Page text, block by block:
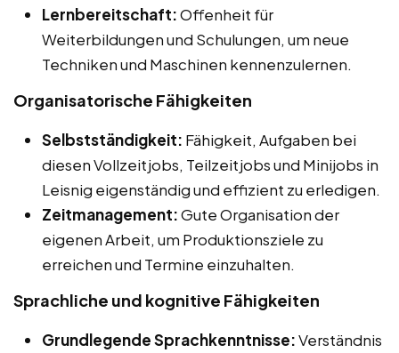
Lernbereitschaft:Offenheit für
Weiterbildungen und Schulungen, um neue
Techniken und Maschinen kennenzulernen.
Organisatorische Fähigkeiten
Selbstständigkeit: Fähigkeit, Aufgaben bei
diesen Vollzeitjobs, Teilzeitjobs und Minijobs in
Leisnig eigenständig und effizient zu erledigen.
Zeitmanagement:Gute Organisation der
eigenen Arbeit, um Produktionsziele zu
erreichen und Termine einzuhalten.
Sprachliche und kognitive Fähigkeiten
Grundlegende Sprachkenntnisse:Verständnis